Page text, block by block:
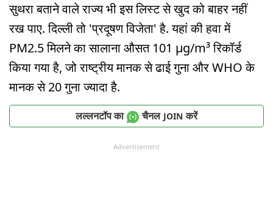
सुथरा बताने वाले राज्य भी इस लिस्ट से खुद को बाहर नहीं
रख पाए. दिल्ली तो 'प्रदूषण विजेता' है. यहां की हवा में
PM2.5 मिलने का सालाना औसत 101 μg/m³ रिकॉर्ड
किया गया है, जो राष्ट्रीय मानक से ढाई गुना और WHO के
मानक से 20 गुना ज्यादा है.
लल्लनटॉप का चैनल JOIN करें
Advertisement